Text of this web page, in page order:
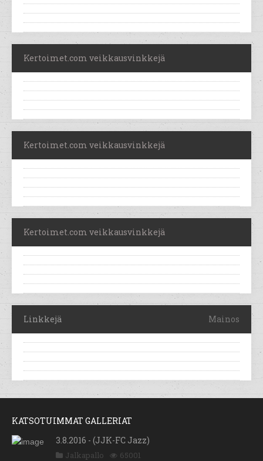
Kertoimet.com veikkausvinkkejä
Kertoimet.com veikkausvinkkejä
Kertoimet.com veikkausvinkkejä
Linkkejä Mainos
KATSOTUIMMAT GALLERIAT
3.8.2016 - (JJK-FC Jazz)
Jalkapallo 65001